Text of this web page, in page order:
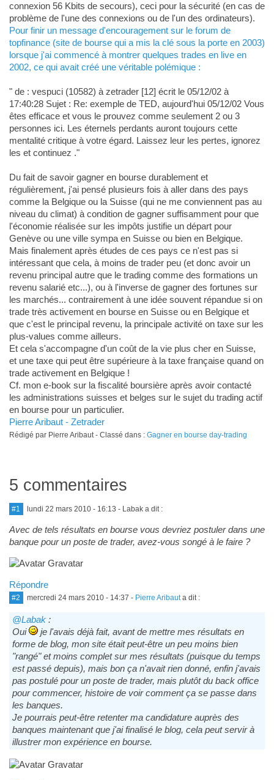
connexion 56 Kbits de secours), ceci pour la sécurité (en cas de
problème de l'une des connexions ou de l'un des ordinateurs).
Pour finir un message d'encouragement sur le forum de
topfinance (site de bourse qui a mis la clé sous la porte en 2003)
lorsque j'ai commencé à montrer quelques trades en live en
2002, ce qui avait créé une véritable polémique :
" de : vespuci (10582) à zetrader [12] écrit le 05/12/02 à
17:40:28 Sujet : Re: exemple de TED, aujourd'hui 05/12/02 Vous
êtes efficace et vous le prouvez comme seulement 2 ou 3
personnes ici. Les éternels perdants auront toujours cette
mentalité critique à votre égard. Laissez leur les pertes, ignorez
les et continuez ."
Du fait de savoir gagner en bourse durablement et
régulièrement, j'ai pensé plusieurs fois à aller dans des pays
comme la Belgique ou la Suisse (qui ne me conviennent pas au
niveau du climat) à condition de gagner suffisamment pour que
l'économie réalisée sur les impôts justifie un départ pour
Genève ou une ville sympa en Suisse ou bien en Belgique.
Mais finalement après études de ces pays ce n'est pas si
intéressant que cela, à moins de trader peu (et donc avoir un
revenu principal autre que le trading comme des formations un
revenu salarié etc...), ou à l'inverse de gagner des fortunes sur
les marchés... contrairement à une idée souvent répandue si on
trade très activement en bourse en Suisse ou en Belgique et
que c'est le principal revenu, la principale activité on taxe sur les
plus-values comme ailleurs.
Et cela s'accompagne d'un coût de la vie plus cher en Suisse,
et une taxe qui peut être supérieure à la taxe française quand on
trade activement en Belgique !
Cf. mon e-book sur la fiscalité boursière après avoir contacté
les administrations suisses et belges sur le sujet du trading actif
en bourse pour un particulier.
Pierre Aribaut - Zetrader
Rédigé par Pierre Aribaut - Classé dans : Gagner en bourse day-trading
5 commentaires
#1 lundi 22 mars 2010 - 16:13 - Labak a dit :
Avec de tels résultats en bourse vous devriez postuler dans une
banque pour un poste de trader, avez-vous songé à le faire ?
Répondre
#2 mercredi 24 mars 2010 - 14:37 - Pierre Aribauta dit :
@Labak:
Oui
je l'avais déjà fait, avant de mettre mes résultats en
forme de blog, mon site était peut-être un peu moins bien
"rangé" et moins complet sur mes résultats (puisque du temps
est passé depuis), mais bon ça n'avait rien donné, enfin j'avais
pas postulé pour un poste de trader, mais plutôt du back office
pour commencer, histoire de voir comment ça se passe dans
les banques.
Je pourrais peut-être retenter ma candidature auprès des
banques maintenant que j'ai finalisé le blog, cela peut servir à
illustrer mon expérience en bourse.